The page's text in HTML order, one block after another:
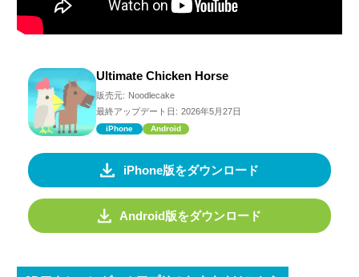
Ultimate Chicken Horse
販売元: Noodlecake
最終アップデート日: 2026年5月27日
iPhone Android
iPhone版をダウンロード
Android版をダウンロード